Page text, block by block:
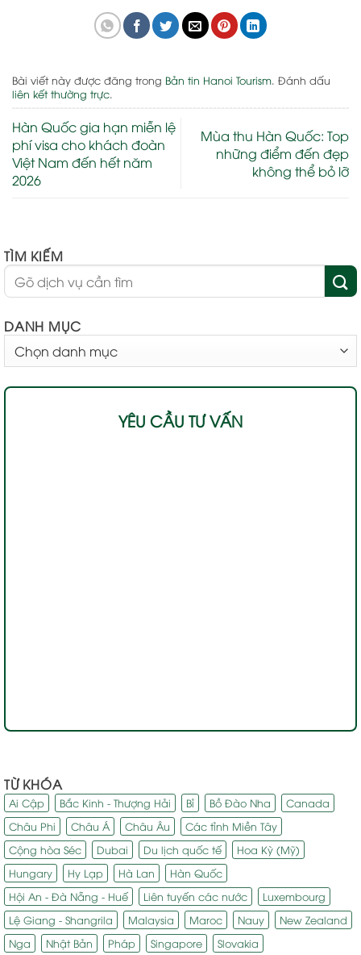
Bài viết này được đăng trong Bản tin Hanoi Tourism. Đánh dấu
liên kết thường trực.
Hàn Quốc gia hạn miễn lệ
phí visa cho khách đoàn
Việt Nam đến hết năm
2026
Mùa thu Hàn Quốc: Top
những điểm đến đẹp
không thể bỏ lỡ
TÌM KIẾM
DANH MỤC
MỤC
YÊU CẦU TƯ VẤN
TỪ KHÓA
Ai Cập Bắc Kinh - Thượng Hải Bỉ Bồ Đào Nha
Canada
Châu Phi
Châu Á Châu Âu
Các tỉnh Miền Tây
Cộng hòa Séc
Dubai Du lịch quốc tế
Hoa Kỳ (Mỹ)
Hungary
Hy Lạp Hà Lan
Hàn Quốc
Hội An - Đà Nẵng - Huế
Liên tuyến các nước
Luxembourg
Lệ Giang - Shangrila
Malaysia Maroc Nauy
New Zealand
Nga
Nhật Bản Pháp Singapore
Slovakia